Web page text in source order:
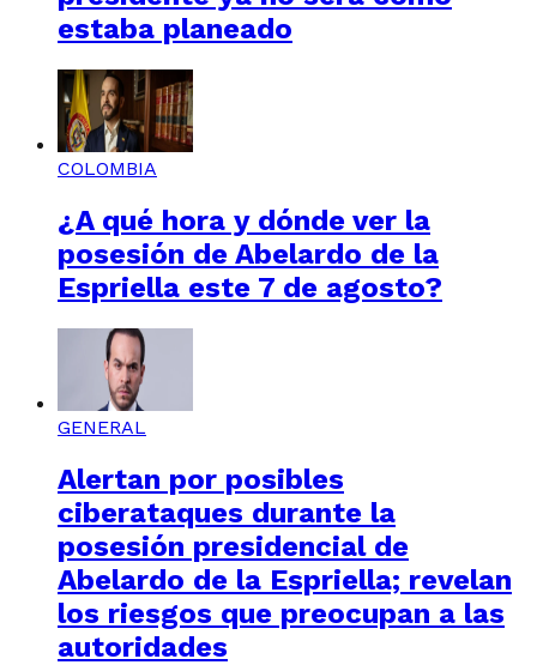
estaba planeado
COLOMBIA
¿A qué hora y dónde ver la
posesión de Abelardo de la
Espriella este 7 de agosto?
GENERAL
Alertan por posibles
ciberataques durante la
posesión presidencial de
Abelardo de la Espriella; revelan
los riesgos que preocupan a las
autoridades